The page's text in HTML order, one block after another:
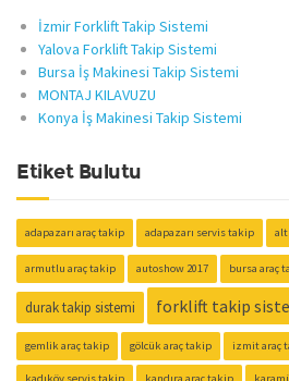
İzmir Forklift Takip Sistemi
Yalova Forklift Takip Sistemi
Bursa İş Makinesi Takip Sistemi
MONTAJ KILAVUZU
Konya İş Makinesi Takip Sistemi
Etiket Bulutu
adapazarı araç takip adapazarı servis takip
armutlu araç takip autoshow 2017 bursa araç
durak takip sistemi forklift takip
gemlik araç takip gölcük araç takip izmit araç